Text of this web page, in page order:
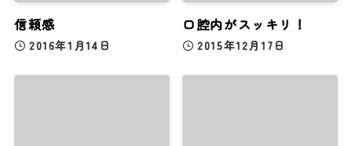
信頼感
2016年1月14日
口腔内がスッキリ！
2015年12月17日